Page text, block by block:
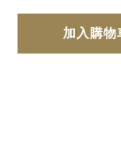
加入購物